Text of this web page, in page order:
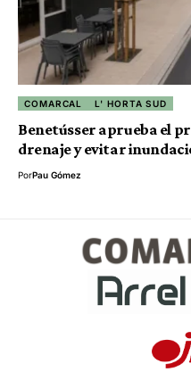
COMARCAL L' HORTA SUD
Benetússer aprueba el
drenaje y evitar
PorPau Gómez